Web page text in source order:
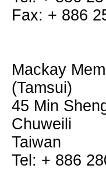
Fax: + 886
Mackay
(Tamsui)
45 Min
Chuweili
Taiwan
Tel: + 886